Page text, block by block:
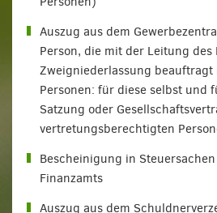
Auszug aus dem
Person, die mit der Leitung
Zweigniederlassung
Personen: für diese selbst und
Satzung oder
vertretungsberechtigten
Bescheinigung in
Finanzamts
Auszug aus dem